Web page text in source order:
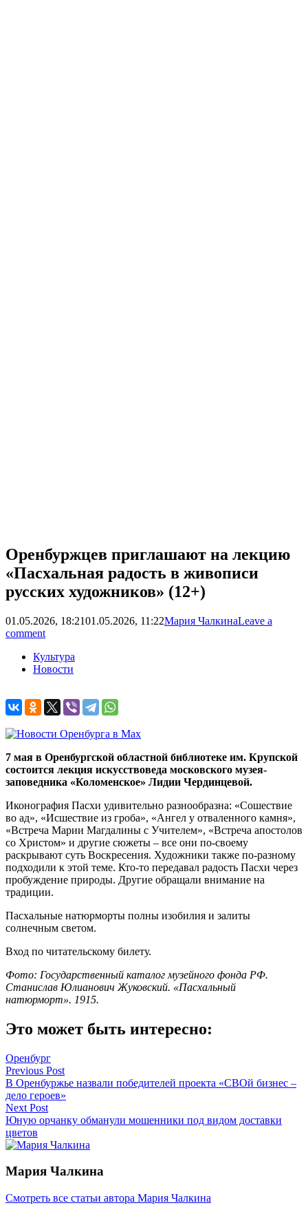
Оренбуржцев приглашают на лекцию
«Пасхальная радость в живописи
русских художников» (12+)
01.05.2026, 18:2101.05.2026, 11:22Мария ЧалкинаLeave a
comment
Культура
Новости
7 мая в Оренбургской областной библиотеке им. Крупской
состоится лекция искусствоведа московского музея-
заповедника «Коломенское» Лидии Чердинцевой.
Иконография Пасхи удивительно разнообразна: «Сошествие
во ад», «Исшествие из гроба», «Ангел у отваленного камня»,
«Встреча Марии Магдалины с Учителем», «Встреча апостолов
со Христом» и другие сюжеты – все они по-своему
раскрывают суть Воскресения. Художники также по-разному
подходили к этой теме. Кто-то передавал радость Пасхи через
пробуждение природы. Другие обращали внимание на
традиции.
Пасхальные натюрморты полны изобилия и залиты
солнечным светом.
Вход по читательскому билету.
Фото: Государственный каталог музейного фонда РФ.
Станислав Юлианович Жуковский. «Пасхальный
натюрморт». 1915.
Это может быть интересно:
Оренбург
Навигация
по
записям
Previous Post
В Оренбуржье назвали победителей проекта «СВОй бизнес –
дело героев»
Next Post
Юную орчанку обманули мошенники под видом доставки
цветов
Мария Чалкина
Смотреть все статьи автора Мария Чалкина